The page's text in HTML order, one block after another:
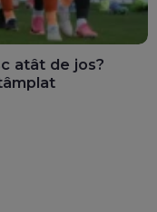
atât de jos?